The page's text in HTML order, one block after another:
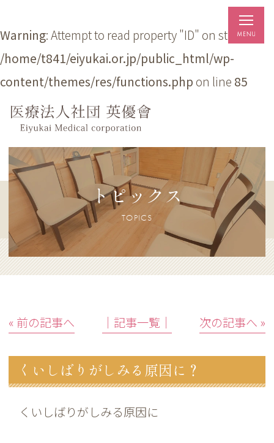
Warning: Attempt to read property "ID" on string in
/home/t841/eiyukai.or.jp/public_html/wp-
content/themes/res/functions.phpon line 85
トピックス
TOPICS
« 前の記事へ │記事一覧│ 次の記事へ »
くいしばりがしみる原因に？
くいしばりがしみる原因に